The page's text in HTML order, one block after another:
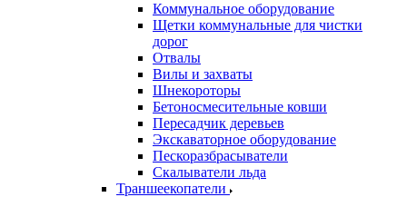
Коммунальное оборудование
Щетки коммунальные для чистки
дорог
Отвалы
Вилы и захваты
Шнекороторы
Бетоносмесительные ковши
Пересадчик деревьев
Экскаваторное оборудование
Пескоразбрасыватели
Скалыватели льда
Траншеекопатели